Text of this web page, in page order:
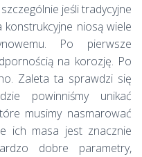
jeśli tradycyjne
niosą wiele
Po pierwsze
na korozję. Po
Zaleta ta sprawdzi się
powinniśmy unikać
musimy nasmarować
ich masa jest znacznie
dobre parametry,